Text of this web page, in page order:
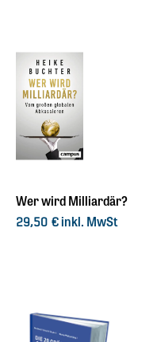
Wer wird Milliardär?
29,50 € inkl. MwSt